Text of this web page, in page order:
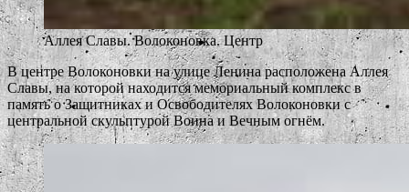
Аллея Славы. Волоконовка. Центр
В центре Волоконовки на улице Ленина расположена Аллея
Славы, на которой находится мемориальный комплекс в
память о Защитниках и Освободителях Волоконовки с
центральной скульптурой Воина и Вечным огнём.